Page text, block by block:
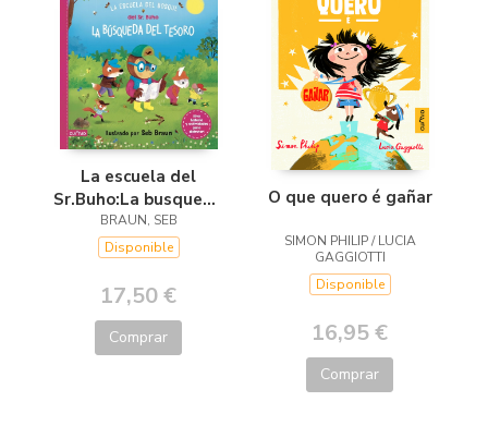
La escuela del
Sr.Buho:La busqueda
del tesoro
BRAUN, SEB
Disponible
17,50 €
Comprar
O que quero é gañar
SIMON PHILIP / LUCIA
GAGGIOTTI
Disponible
16,95 €
Comprar